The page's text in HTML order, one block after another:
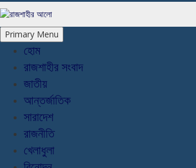
Primary Menu
হোম
রাজশাহীর সংবাদ
জাতীয়
আন্তর্জাতিক
সারাদেশ
রাজনীতি
খেলাধুলা